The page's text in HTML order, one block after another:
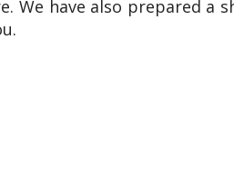
We have also prepared a